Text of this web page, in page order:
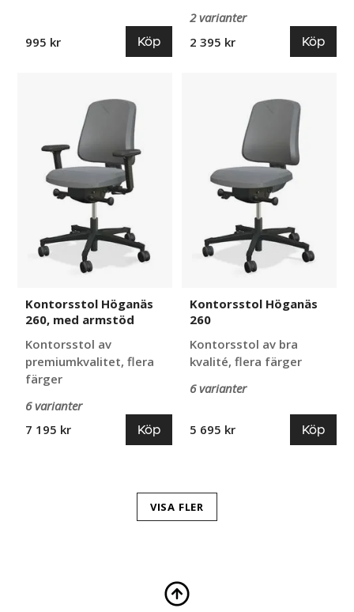
995 kr Köp
2 varianter
2 395 kr
Köp
armstöd
Kontorsstol Höganäs
260, med armstöd
Kontorsstol av
premiumkvalitet, flera
färger
6 varianter
7 195 kr
Köp
Kontorsstol Höganäs
260
Kontorsstol av bra
kvalité, flera färger
6 varianter
5 695 kr Köp
VISA FLER